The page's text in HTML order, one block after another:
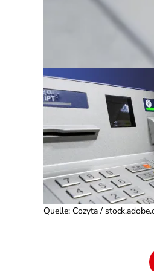
Quelle: Cozyta /